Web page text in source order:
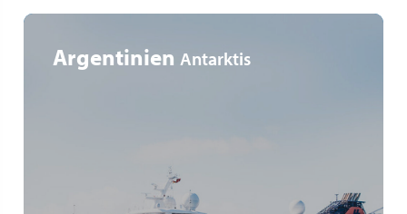
Argentinien Antarktis